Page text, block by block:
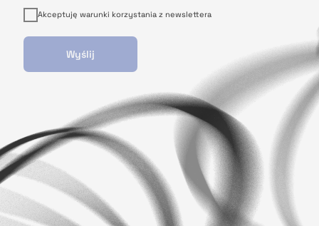
Akceptuję warunki korzystania z newslettera
Wyślij